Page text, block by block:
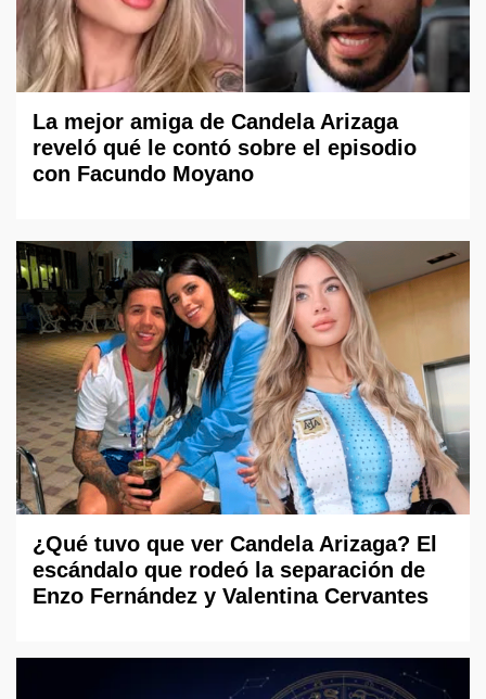
La mejor amiga de Candela Arizaga
reveló qué le contó sobre el episodio
con Facundo Moyano
¿Qué tuvo que ver Candela Arizaga? El
escándalo que rodeó la separación de
Enzo Fernández y Valentina Cervantes